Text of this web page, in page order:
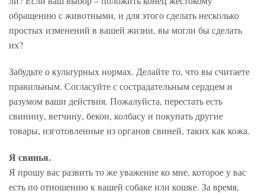
обращению с животными, и для этого сделать несколько
простых изменений в вашей жизни, вы могли бы сделать
их?
Забудьте о культурных нормах. Делайте то, что вы считаете
правильным. Согласуйте с сострадательным сердцем и
разумом ваши действия. Пожалуйста, перестать есть
свинину, ветчину, бекон, колбасу и покупать другие
товары, изготовленные из органов свиней, таких как кожа.
Я свинья.
Я прошу вас развить то же уважение ко мне, которое у вас
есть по отношению к вашей собаке или кошке. За время,